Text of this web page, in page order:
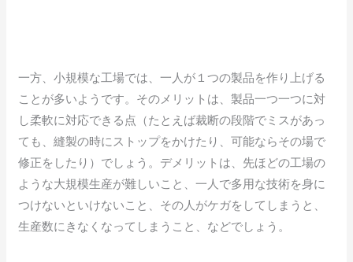
一方、小規模な工場では、一人が１つの製品を作り上げる
ことが多いようです。そのメリットは、製品一つ一つに対
し柔軟に対応できる点（たとえば裁断の段階でミスがあっ
ても、縫製の時にストップをかけたり、可能ならその場で
修正をしたり）でしょう。デメリットは、先ほどの工場の
ような大規模生産が難しいこと、一人で多用な技術を身に
つけないといけないこと、その人がケガをしてしまうと、
生産数にきなくなってしまうこと、などでしょう。